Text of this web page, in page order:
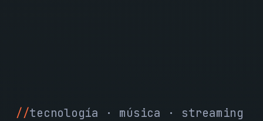
tecnología · música · streaming